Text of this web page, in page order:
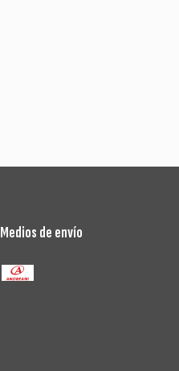
Medios de envío